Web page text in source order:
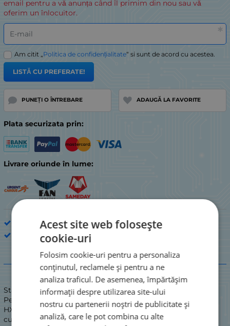
email pentru a vă anunța când îl primim din nou sau vă
oferim un înlocuitor.
E-mail
Am citit „ Politica de confidențialitate“ si sunt de acord cu acestea.
LISTĂ CU PREFERATE!
PUNEȚI O ÎNTREBARE ADAUGĂ LA FAVORITE
Plata securizata prin:
Livrare oriunde în lume:
Periuțe de dinți electrice
PHILIPS
Descriere
Stare: NOU / NOU
Periuță de dinți electrică reîncărcabilă Philips Sonicare
HX939W DiamondClean, neagră;\n1. Curățare: Pentru o
curățare zilnică excepțională\n2. Îngrijire gingiilor: Masează
Acest site web folosește
cookie-uri
Folosim cookie-uri pentru a personaliza
conținutul, reclamele și pentru a ne
analiza traficul. De asemenea, împărtășim
informații despre utilizarea site-ului
nostru cu partenerii noștri de publicitate și
analiză, care le pot combina cu alte